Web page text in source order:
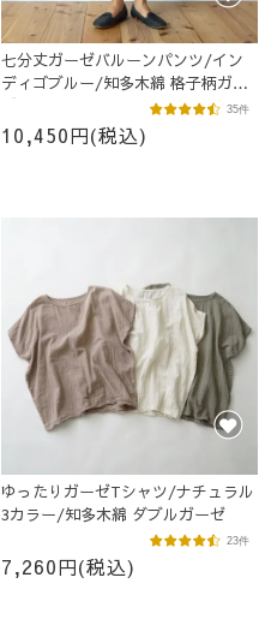
七分丈ガーゼバルーンパンツ/イン
ディゴブルー/知多木綿 格子柄ガー
ゼ
10,450円(税込)
35件
ゆったりガーゼTシャツ/ナチュラル
3カラー/知多木綿 ダブルガーゼ
7,260円(税込)
23件